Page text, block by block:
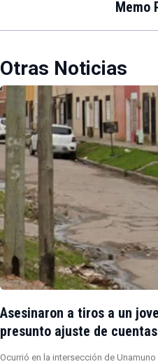
Memo
Otras Noticias
Asesinaron a tiros a un
presunto ajuste de cuentas
Ocurrió en la intersección de